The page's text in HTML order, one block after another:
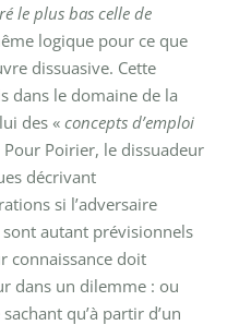
le plus bas celle de
logique pour ce que
dissuasive. Cette
dans le domaine de la
des « concepts d’emploi
Poirier, le dissuadeur
décrivant
si l’adversaire
sont autant prévisionnels
connaissance doit
dans un dilemme : ou
qu’à partir d’un